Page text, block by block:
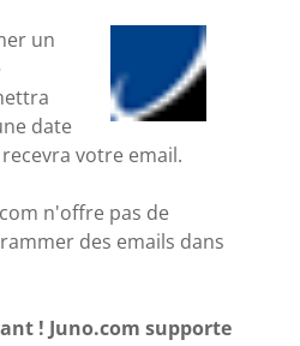
un
date
votre email.
n'offre pas de
des emails dans
! Juno.com supporte